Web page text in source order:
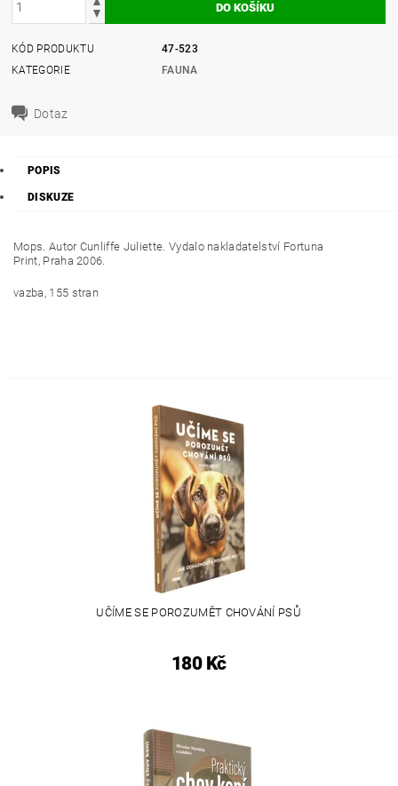
KÓD PRODUKTU
47-523
KATEGORIE
FAUNA
Dotaz
POPIS
DISKUZE
Mops. Autor Cunliffe Juliette. Vydalo nakladatelství Fortuna
Print, Praha 2006.
vazba, 155 stran
UČÍME SE POROZUMĚT CHOVÁNÍ PSŮ
180 Kč